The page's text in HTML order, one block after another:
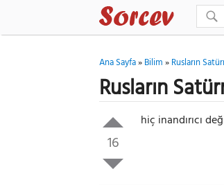
Ana Sayfa»Bilim»Rusların
Rusların
16
hiç inandırıcı